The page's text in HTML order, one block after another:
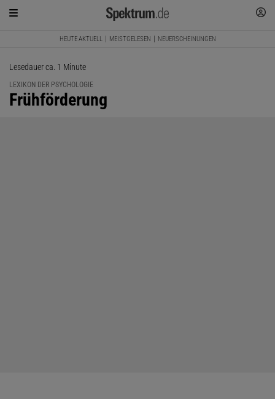
HEUTE AKTUELL MEISTGELESEN NEUERSCHEINUNGEN
Lesedauer ca. 1 Minute
LEXIKON DER PSYCHOLOGIE
:
Frühförderung